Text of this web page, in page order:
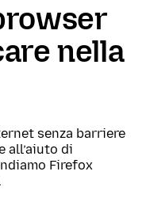
nella
senza barriere
all’aiuto di
Firefox